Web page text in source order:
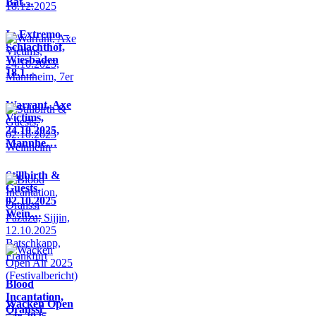
In Extremo –
Schlachthof,
Wiesbaden
18.1…
Warrant, Axe
Victims,
24.10.2025,
Mannhe…
Stillbirth &
Guests,
02.10.2025
Wein…
Blood
Incantation,
Oranssi
Wacken Open